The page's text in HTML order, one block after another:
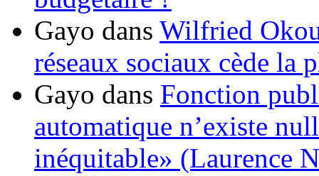
Gayo dans Wilfried
réseaux sociaux cède la
Gayo dans Fonction
automatique n’existe
inéquitable» (Laurence